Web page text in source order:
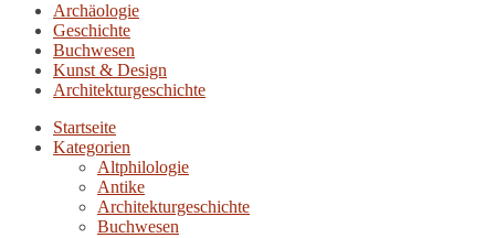
Archäologie
Geschichte
Buchwesen
Kunst & Design
Architekturgeschichte
Startseite
Kategorien
Altphilologie
Antike
Architekturgeschichte
Buchwesen